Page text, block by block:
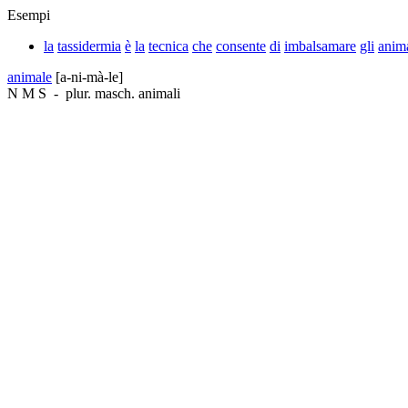
Esempi
la tassidermia è la tecnica che consente di imbalsamare gli
animale [a-ni-mà-le]
N M S - plur. masch. animali